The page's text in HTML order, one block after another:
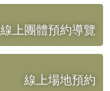
線上團體預約導覽
線上場地預約